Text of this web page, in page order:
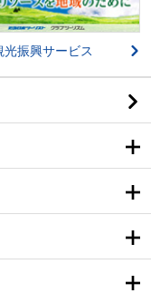
光振興サービス